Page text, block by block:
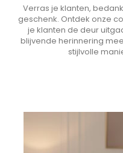
Verras je klanten,
geschenk. Ontdek onze
je klanten de deur
blijvende herinnering
stijlvolle